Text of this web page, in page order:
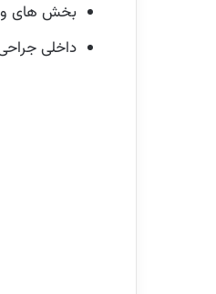
بخش های
داخلی